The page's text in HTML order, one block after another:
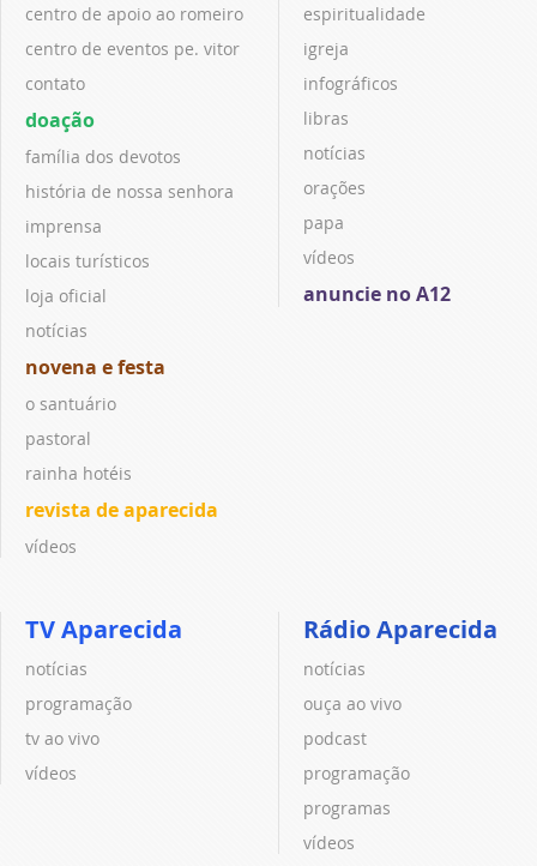
centro de apoio ao romeiro
centro de eventos pe. vitor
contato
doação
família dos devotos
história de nossa senhora
imprensa
locais turísticos
loja oficial
notícias
novena e festa
o santuário
pastoral
rainha hotéis
revista de aparecida
vídeos
espiritualidade
igreja
infográficos
libras
notícias
orações
papa
vídeos
anuncie no A12
TV Aparecida
notícias
programação
tv ao vivo
vídeos
Rádio Aparecida
notícias
ouça ao vivo
podcast
programação
programas
vídeos